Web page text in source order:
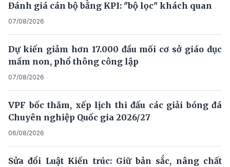
Đánh giá cán bộ bằng KPI: "bộ lọc" khách quan
07/08/2026
Dự kiến giảm hơn 17.000 đầu mối cơ sở giáo dục
mầm non, phổ thông công lập
07/08/2026
VPF bốc thăm, xếp lịch thi đấu các giải bóng đá
Chuyên nghiệp Quốc gia 2026/27
06/08/2026
Sửa đổi Luật Kiến trúc: Giữ bản sắc, nâng chất